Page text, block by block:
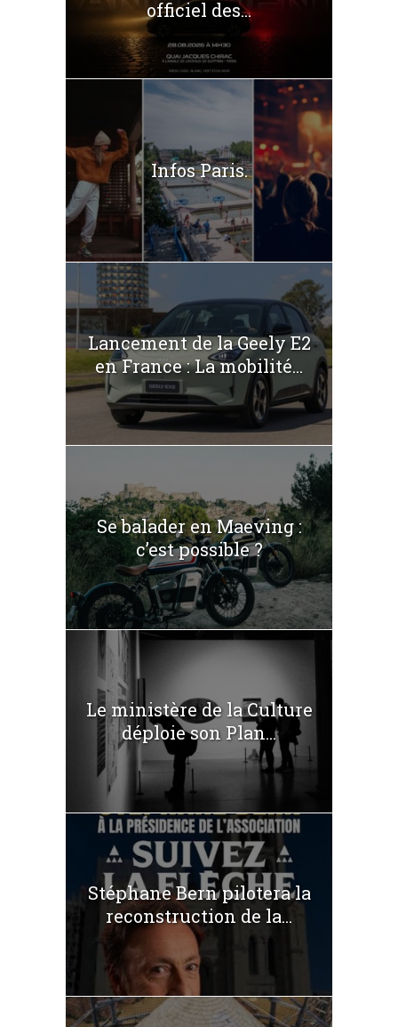
officiel des...
Infos Paris.
Lancement de la Geely E2
en France : La mobilité...
Se balader en Maeving :
c’est possible ?
Le ministère de la Culture
déploie son Plan...
Stéphane Bern pilotera la
reconstruction de la...